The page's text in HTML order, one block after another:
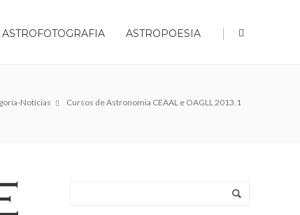
ASTROFOTOGRAFIA ASTROPOESIA |
Notícias Cursos de Astronomia CEAAL e OAGLL 2013.1